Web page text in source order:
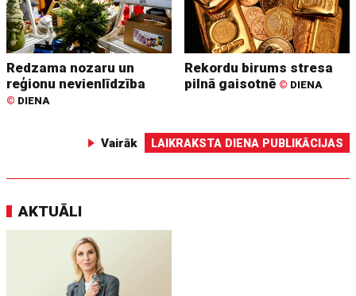
Redzama nozaru un
reģionu nevienlīdzība
© DIENA
Rekordu birums stresa
pilnā gaisotnē © DIENA
Vairāk LAIKRAKSTA DIENA PUBLIKĀCIJAS
AKTUĀLI